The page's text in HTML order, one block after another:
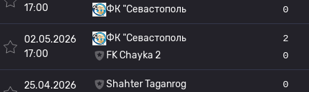
17:00
ФК "Севастополь
0
02.05.2026
17:00
ФК "Севастополь
FK Chayka 2
2
0
25.04.2026
Shahter Taganrog
0